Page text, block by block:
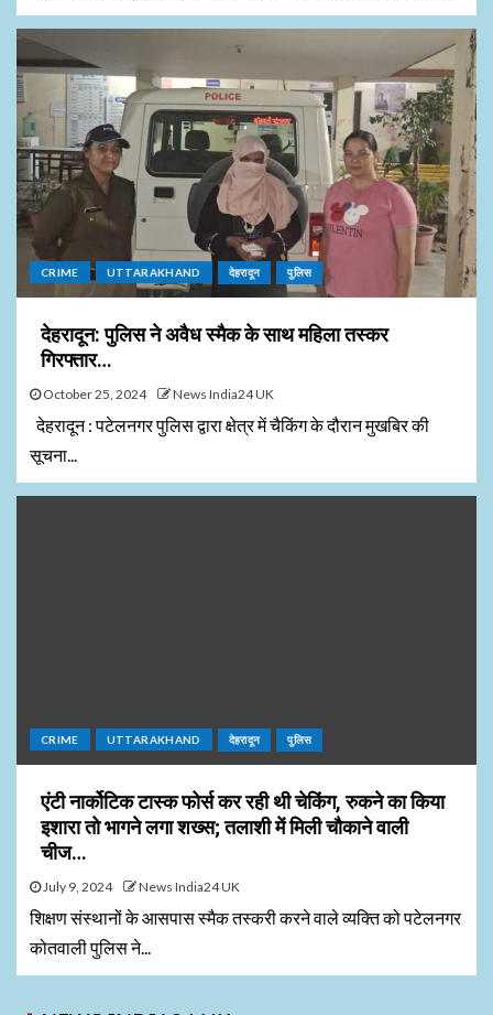
CRIME UTTARAKHAND देहरादून पुलिस
देहरादून: पुलिस ने अवैध स्मैक के साथ महिला तस्कर
गिरफ्तार…
October 25, 2024 News India24 UK
देहरादून : पटेलनगर पुलिस द्वारा क्षेत्र में चैकिंग के दौरान मुखबिर की
सूचना...
CRIME UTTARAKHAND देहरादून पुलिस
एंटी नार्कोटिक टास्क फोर्स कर रही थी चेकिंग, रुकने का किया
इशारा तो भागने लगा शख्स; तलाशी में मिली चौकाने वाली
चीज…
July 9, 2024 News India24 UK
शिक्षण संस्थानों के आसपास स्मैक तस्करी करने वाले व्यक्ति को पटेलनगर
कोतवाली पुलिस ने...